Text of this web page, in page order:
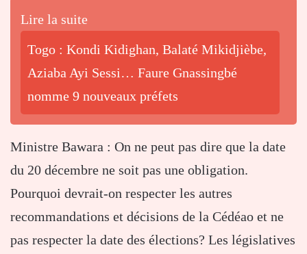
Lire la suite
Togo : Kondi Kidighan, Balaté Mikidjièbe,
Aziaba Ayi Sessi… Faure Gnassingbé
nomme 9 nouveaux préfets
Ministre Bawara : On ne peut pas dire que la date
du 20 décembre ne soit pas une obligation.
Pourquoi devrait-on respecter les autres
recommandations et décisions de la Cédéao et ne
pas respecter la date des élections? Les législatives